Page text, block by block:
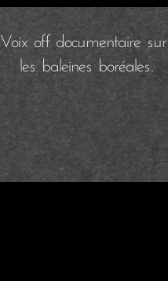
Voix off documentaire sur
les baleines boréales.